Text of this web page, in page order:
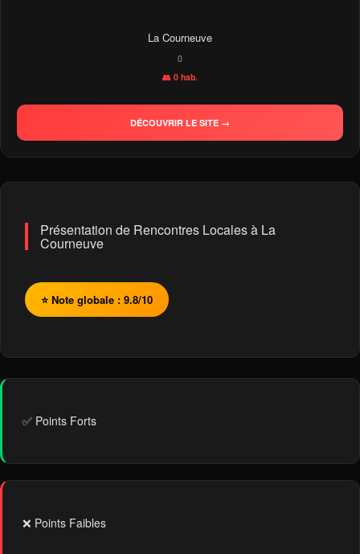
La Courneuve
0
👥 0 hab.
DÉCOUVRIR LE SITE →
Présentation de Rencontres Locales à La
Courneuve
⭐ Note globale : 9.8/10
✅ Points Forts
❌ Points Faibles